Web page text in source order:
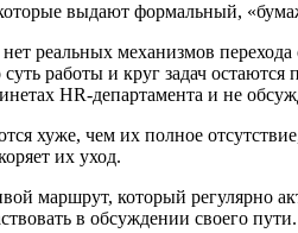
выдают формальный,
реальных механизмов
работы и круг задач
HR-департамента и не
хуже, чем их полное
их уход.
маршрут, который регулярно
в обсуждении своего пути.